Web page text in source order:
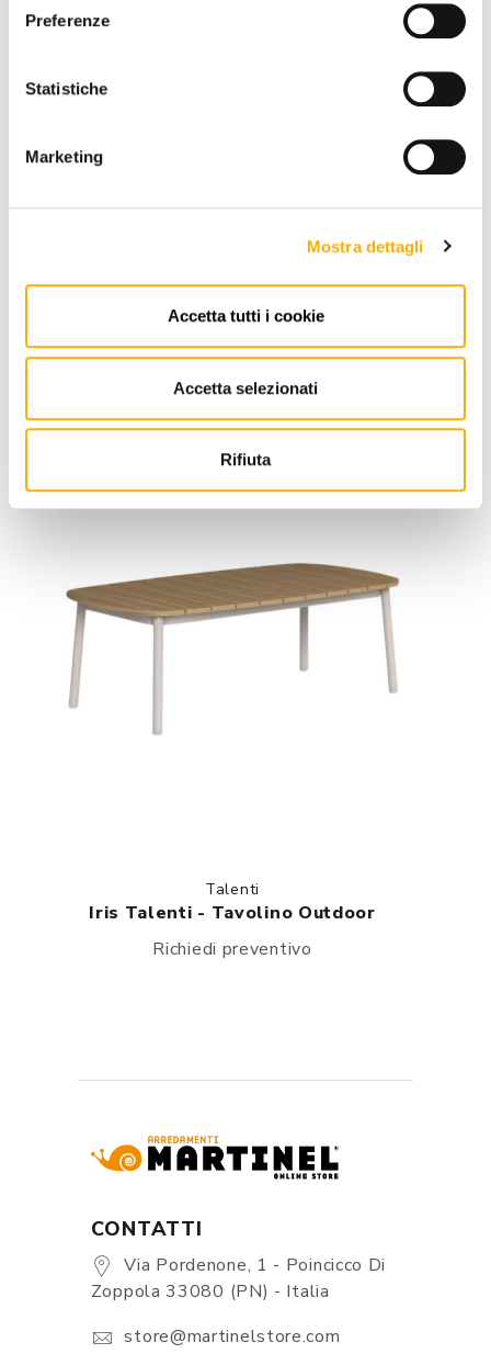
Preferenze
Statistiche
Marketing
Mostra dettagli
Accetta tutti i cookie
Accetta selezionati
Rifiuta
Iris Talenti - Divano Outdoor
Richiedi preventivo
Talenti
Iris Talenti - Tavolino Outdoor
Richiedi preventivo
CONTATTI
Via Pordenone, 1 - Poincicco Di
Zoppola 33080 (PN) - Italia
store@martinelstore.com